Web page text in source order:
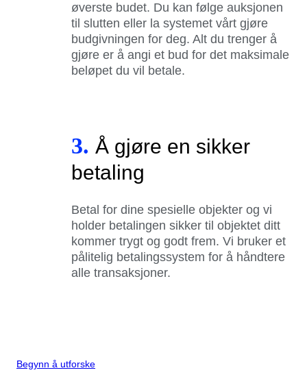
øverste budet. Du kan følge auksjonen
til slutten eller la systemet vårt gjøre
budgivningen for deg. Alt du trenger å
gjøre er å angi et bud for det maksimale
beløpet du vil betale.
3. Å gjøre en sikker
betaling
Betal for dine spesielle objekter og vi
holder betalingen sikker til objektet ditt
kommer trygt og godt frem. Vi bruker et
pålitelig betalingssystem for å håndtere
alle transaksjoner.
Begynn å utforske